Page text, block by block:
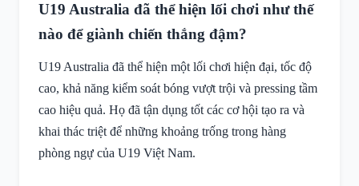
U19 Australia đã thể hiện lối chơi như thế
nào để giành chiến thắng đậm?
U19 Australia đã thể hiện một lối chơi hiện đại, tốc độ
cao, khả năng kiểm soát bóng vượt trội và pressing tầm
cao hiệu quả. Họ đã tận dụng tốt các cơ hội tạo ra và
khai thác triệt để những khoảng trống trong hàng
phòng ngự của U19 Việt Nam.